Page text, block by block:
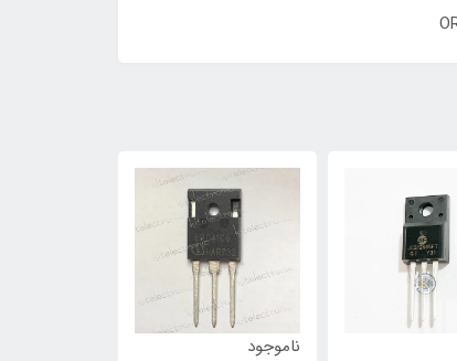
ناموجود